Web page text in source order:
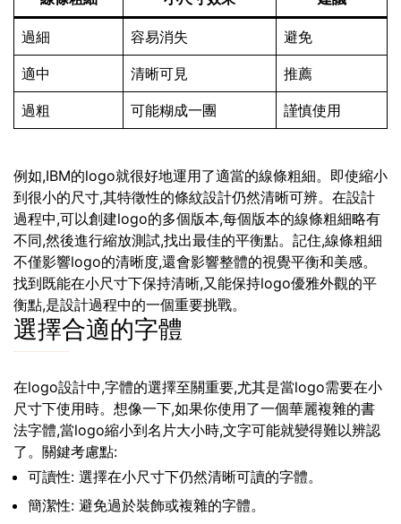
過細 容易消失 避免
適中 清晰可見 推薦
過粗 可能糊成一團 謹慎使用
例如,IBM的logo就很好地運用了適當的線條粗細。即使縮小
到很小的尺寸,其特徵性的條紋設計仍然清晰可辨。在設計
過程中,可以創建logo的多個版本,每個版本的線條粗細略有
不同,然後進行縮放測試,找出最佳的平衡點。記住,線條粗細
不僅影響logo的清晰度,還會影響整體的視覺平衡和美感。
找到既能在小尺寸下保持清晰,又能保持logo優雅外觀的平
衡點,是設計過程中的一個重要挑戰。
選擇合適的字體
在logo設計中,字體的選擇至關重要,尤其是當logo需要在小
尺寸下使用時。想像一下,如果你使用了一個華麗複雜的書
法字體,當logo縮小到名片大小時,文字可能就變得難以辨認
了。關鍵考慮點:
可讀性: 選擇在小尺寸下仍然清晰可讀的字體。
簡潔性: 避免過於裝飾或複雜的字體。